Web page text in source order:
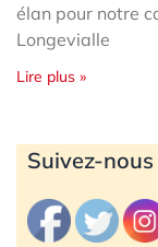
élan pour notre
Longevialle
Lire plus »
Suivez-nous
Archives